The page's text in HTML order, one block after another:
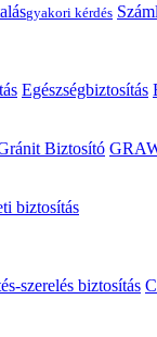
gyakori kérdés
Egészségbiztosítás
Biztosító
biztosítás
szerelés biztosítás